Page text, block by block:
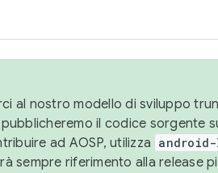
al nostro modello di sviluppo
il codice sorgente
ad AOSP, utilizza
sempre riferimento alla release